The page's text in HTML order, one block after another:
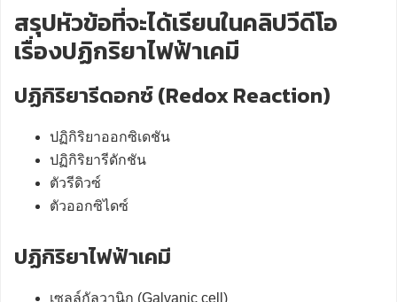
สรุปหัวข้อที่จะได้เรียนในคลิปวีดีโอ
เรื่องปฏิกริยาไฟฟ้าเคมี
ปฏิกิริยารีดอกซ์ (Redox Reaction)
ปฏิกิริยาออกซิเดชัน
ปฏิกิริยารีดักชัน
ตัวรีดิวซ์
ตัวออกซิไดซ์
ปฏิกิริยาไฟฟ้าเคมี
เซลล์กัลวานิก (Galvanic cell)